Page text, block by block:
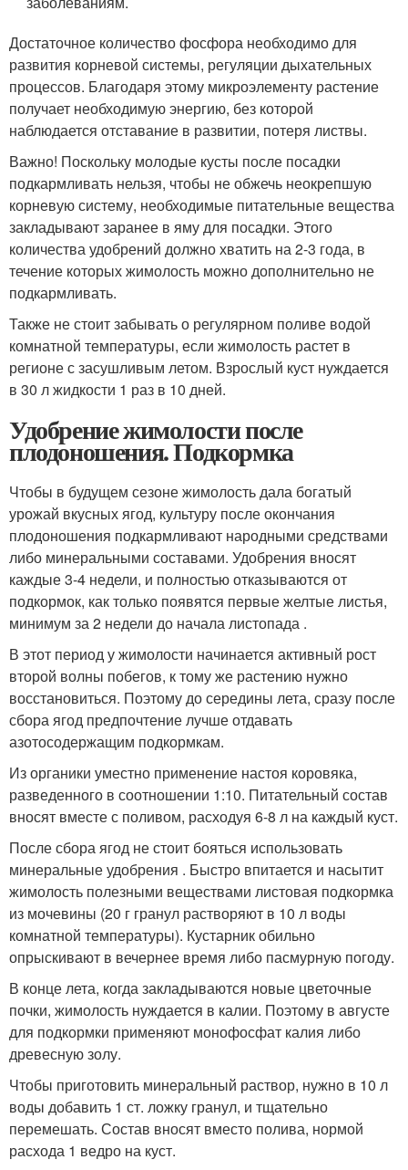
Достаточное количество фосфора необходимо для
развития корневой системы, регуляции дыхательных
процессов. Благодаря этому микроэлементу растение
получает необходимую энергию, без которой
наблюдается отставание в развитии, потеря листвы.
Важно! Поскольку молодые кусты после посадки
подкармливать нельзя, чтобы не обжечь неокрепшую
корневую систему, необходимые питательные вещества
закладывают заранее в яму для посадки. Этого
количества удобрений должно хватить на 2-3 года, в
течение которых жимолость можно дополнительно не
подкармливать.
Также не стоит забывать о регулярном поливе водой
комнатной температуры, если жимолость растет в
регионе с засушливым летом. Взрослый куст нуждается
в 30 л жидкости 1 раз в 10 дней.
Удобрение жимолости после
плодоношения. Подкормка
Чтобы в будущем сезоне жимолость дала богатый
урожай вкусных ягод, культуру после окончания
плодоношения подкармливают народными средствами
либо минеральными составами. Удобрения вносят
каждые 3-4 недели, и полностью отказываются от
подкормок, как только появятся первые желтые листья,
минимум за 2 недели до начала листопада .
В этот период у жимолости начинается активный рост
второй волны побегов, к тому же растению нужно
восстановиться. Поэтому до середины лета, сразу после
сбора ягод предпочтение лучше отдавать
азотосодержащим подкормкам.
Из органики уместно применение настоя коровяка,
разведенного в соотношении 1:10. Питательный состав
вносят вместе с поливом, расходуя 6-8 л на каждый куст.
После сбора ягод не стоит бояться использовать
минеральные удобрения . Быстро впитается и насытит
жимолость полезными веществами листовая подкормка
из мочевины (20 г гранул растворяют в 10 л воды
комнатной температуры). Кустарник обильно
опрыскивают в вечернее время либо пасмурную погоду.
В конце лета, когда закладываются новые цветочные
почки, жимолость нуждается в калии. Поэтому в августе
для подкормки применяют монофосфат калия либо
древесную золу.
Чтобы приготовить минеральный раствор, нужно в 10 л
воды добавить 1 ст. ложку гранул, и тщательно
перемешать. Состав вносят вместо полива, нормой
расхода 1 ведро на куст.